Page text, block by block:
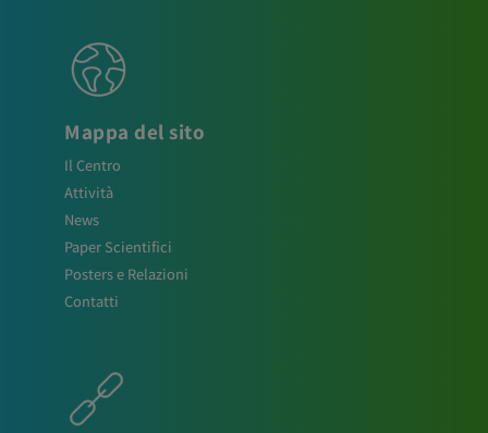
Mappa del sito
Il Centro
Attività
News
Paper Scientifici
Posters e Relazioni
Contatti